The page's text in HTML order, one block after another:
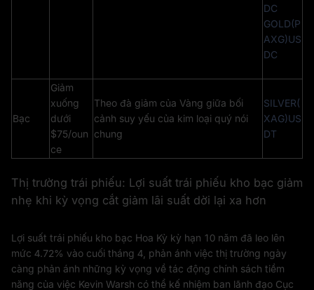
DC
GOLD(P
AXG)US
DC
Bạc
Giảm
xuống
dưới
$75/oun
ce
Theo đà giảm của Vàng giữa bối
cảnh suy yếu của kim loại quý nói
chung
SILVER(
XAG)US
DT
Thị trường trái phiếu: Lợi suất trái phiếu kho bạc giảm
nhẹ khi kỳ vọng cắt giảm lãi suất dời lại xa hơn
Lợi suất trái phiếu kho bạc Hoa Kỳ kỳ hạn 10 năm đã leo lên
mức 4.72% vào cuối tháng 4, phản ánh việc thị trường ngày
càng phản ánh những kỳ vọng về tác động chính sách tiềm
năng của việc Kevin Warsh có thể kế nhiệm ban lãnh đạo Cục